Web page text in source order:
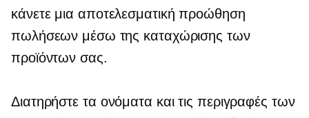
κάνετε μια αποτελεσματική προώθηση
πωλήσεων μέσω της καταχώρισης των
προϊόντων σας.
Διατηρήστε τα ονόματα και τις περιγραφές των